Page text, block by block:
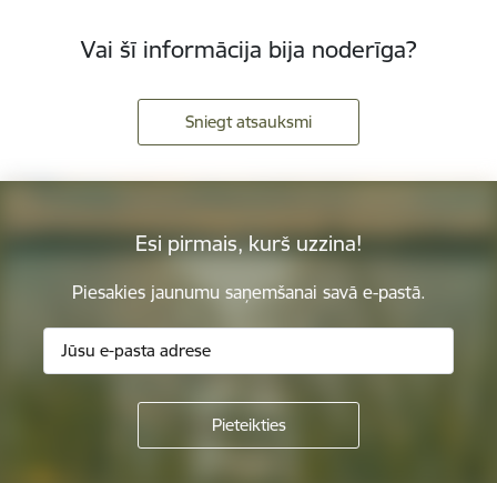
Vai šī informācija bija noderīga?
Sniegt atsauksmi
Esi pirmais, kurš uzzina!
Piesakies jaunumu saņemšanai savā e-pastā.